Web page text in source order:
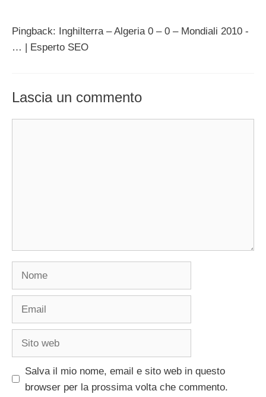
Pingback: Inghilterra – Algeria 0 – 0 – Mondiali 2010 -
… | Esperto SEO
Lascia un commento
Nome
Email
Sito
Salva il mio nome, email e sito web in questo
browser per la prossima volta che commento.